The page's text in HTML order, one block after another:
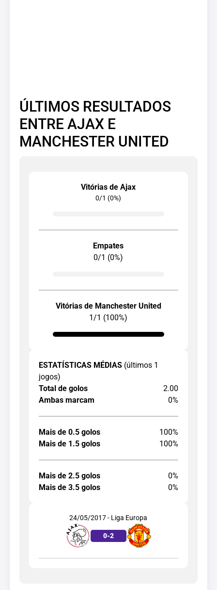
ÚLTIMOS RESULTADOS
ENTRE AJAX E
MANCHESTER UNITED
Vitórias de Ajax
0/1 (0%)
Empates
0/1 (0%)
Vitórias de Manchester United
1/1 (100%)
ESTATÍSTICAS MÉDIAS (últimos 1
jogos)
Total de golos
2.00
Ambas marcam
0%
Mais de 0.5 golos
100%
Mais de 1.5 golos
100%
Mais de 2.5 golos
0%
Mais de 3.5 golos
0%
24/05/2017 - Liga Europa
0-2